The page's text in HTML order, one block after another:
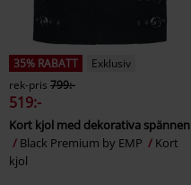
35% RABATT
Exklusiv
rek-pris 799:-
519:-
Kort kjol med dekorativa spännen
Black Premium by EMP
Kort
kjol